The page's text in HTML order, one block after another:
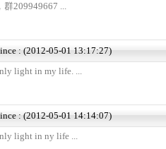
群209949667 ...
: (2012-05-01 13:17:27)
light in my life. ...
: (2012-05-01 14:14:07)
light in ny life ...